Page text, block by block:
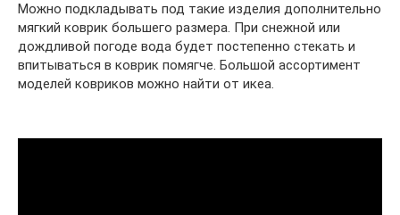
Можно подкладывать под такие изделия дополнительно
мягкий коврик большего размера. При снежной или
дождливой погоде вода будет постепенно стекать и
впитываться в коврик помягче. Большой ассортимент
моделей ковриков можно найти от икеа.